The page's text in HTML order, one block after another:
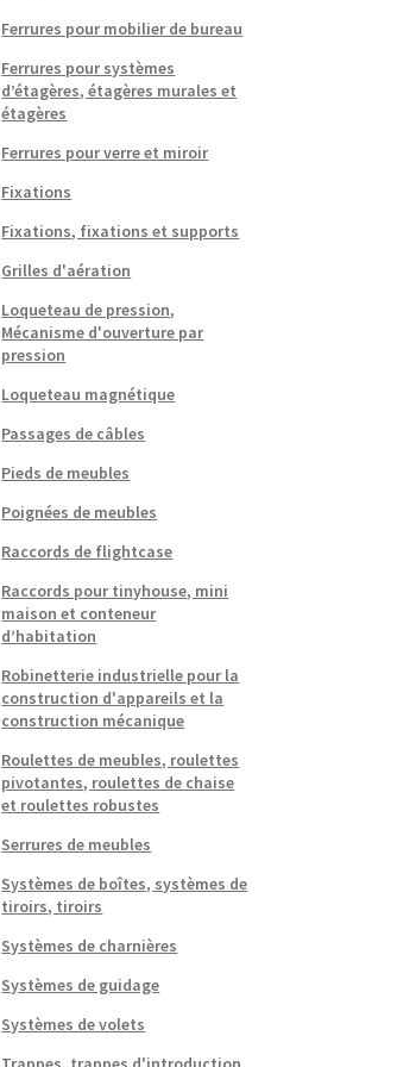
Ferrures pour mobilier de bureau
Ferrures pour systèmes
d’étagères, étagères murales et
étagères
Ferrures pour verre et miroir
Fixations
Fixations, fixations et supports
Grilles d'aération
Loqueteau de pression,
Mécanisme d'ouverture par
pression
Loqueteau magnétique
Passages de câbles
Pieds de meubles
Poignées de meubles
Raccords de flightcase
Raccords pour tinyhouse, mini
maison et conteneur
d’habitation
Robinetterie industrielle pour la
construction d'appareils et la
construction mécanique
Roulettes de meubles, roulettes
pivotantes, roulettes de chaise
et roulettes robustes
Serrures de meubles
Systèmes de boîtes, systèmes de
tiroirs, tiroirs
Systèmes de charnières
Systèmes de guidage
Systèmes de volets